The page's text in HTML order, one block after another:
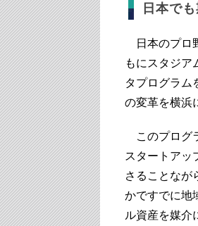
日本で
日本のプロ
もにスタジア
タプログラム
の変革を横浜
このプログ
スタートアッ
さることなが
かですでに地
ル資産を媒介